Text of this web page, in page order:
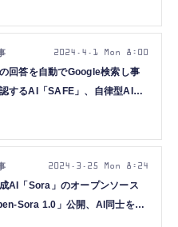
ウィークリー）
回答を自動でGoogle検索し事
するAI「SAFE」、自律型AIを
2024.4.1 Mon 8:00
AI「Sora」のオープンソース
Sora 1.0」公開、AI同士を掛
2024.3.25 Mon 8:24